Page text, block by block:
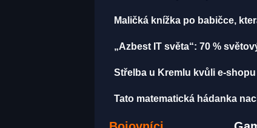
Maličká knížka po babičce,
„Azbest IT světa“: 70 %
Střelba u Kremlu kvůli e-
Tato matematická hádanka